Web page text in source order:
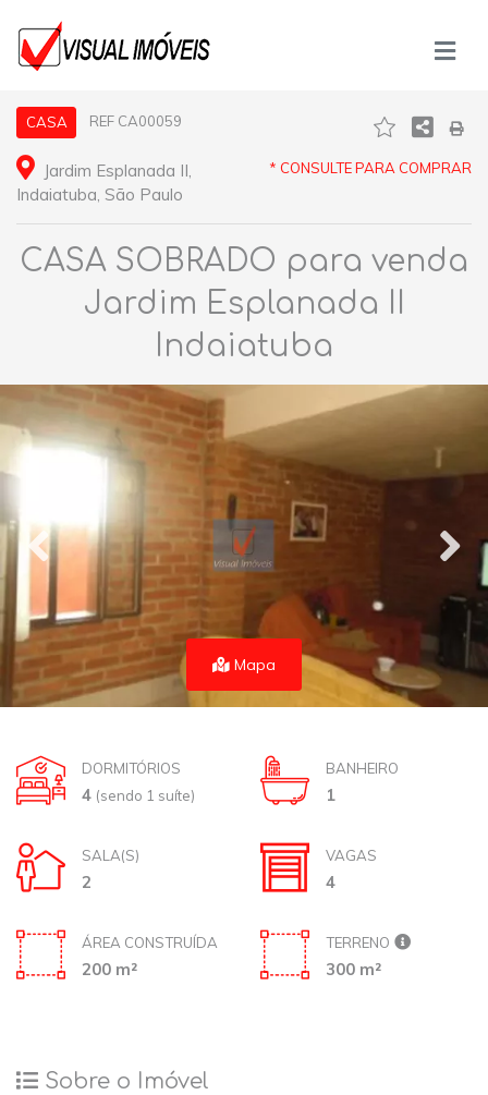
CASA REF CA00059
Jardim Esplanada II,
Indaiatuba, São Paulo
* CONSULTE PARA COMPRAR
CASA SOBRADO para venda
Jardim Esplanada II
Indaiatuba
Mapa
DORMITÓRIOS
4 (sendo 1 suíte)
BANHEIRO
1
SALA(S)
2
VAGAS
4
ÁREA CONSTRUÍDA
200 m²
TERRENO
300 m²
Sobre o Imóvel